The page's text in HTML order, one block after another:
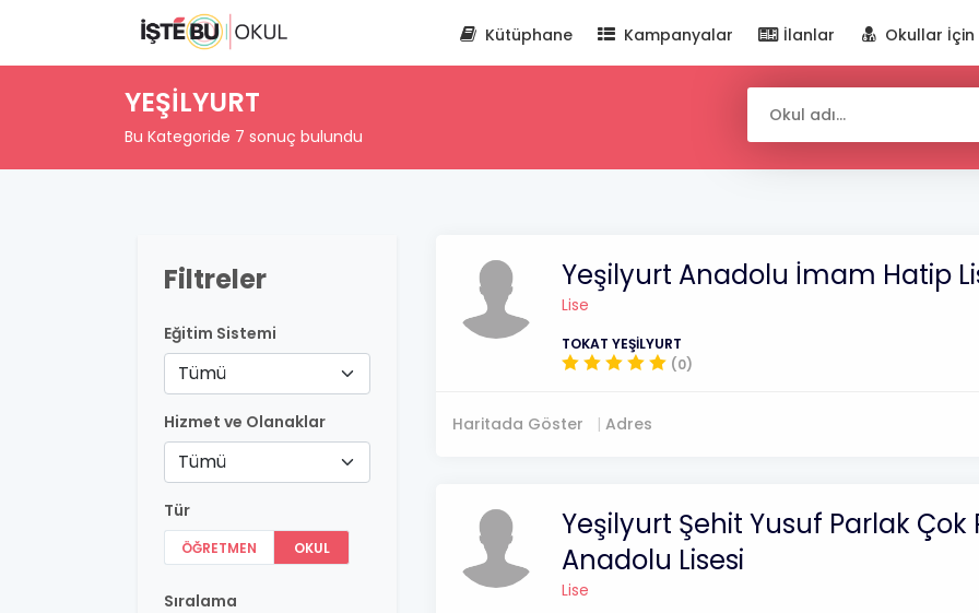
Kütüphane Kampanyalar İlanlar Okullar İçin
YEŞİLYURT
Bu Kategoride 7 sonuç bulundu
Filtreler
Eğitim Sistemi
Tümü
Hizmet ve Olanaklar
Tümü
Tür
ÖĞRETMEN OKUL
Sıralama
Yeşilyurt Anadolu İmam Hatip
Lise
TOKAT YEŞİLYURT
(0)
Haritada Göster Adres
Yeşilyurt Şehit Yusuf Parlak Çok
Anadolu Lisesi
Lise